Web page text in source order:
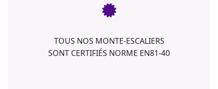
TOUS NOS MONTE-ESCALIERS
SONT CERTIFIÉS NORME EN81-40